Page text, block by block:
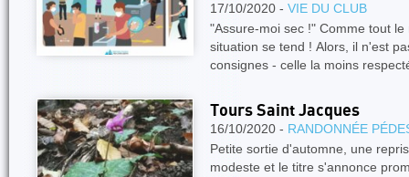
17/10/2020 - VIE DU CLUB
"Assure-moi sec !" Comme tout
situation se tend ! Alors, il n'est
consignes - celle la moins
Tours Saint Jacques
16/10/2020 - RANDONNÉE
Petite sortie d'automne, une
modeste et le titre s'annonce